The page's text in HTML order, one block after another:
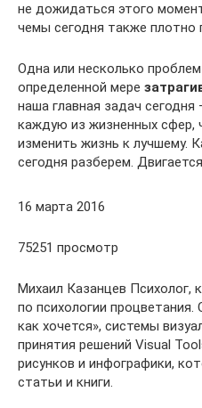
не дожидаться этого
чемы сегодня также плотно
Одна или несколько
определенной мере
наша главная задач
каждую из жизненных сфер,
изменить жизнь к лучшему.
сегодня разберем.
16 марта 2016
75251 просмотр
Михаил Казанцев Психолог,
по психологии
как хочется», системы
принятия решений Visual
рисунков и инфографики,
статьи и книги.